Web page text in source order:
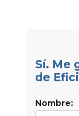
Sí. Me
de
Nombre: